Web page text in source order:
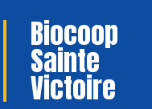
Biocoop
Sainte
Victoire